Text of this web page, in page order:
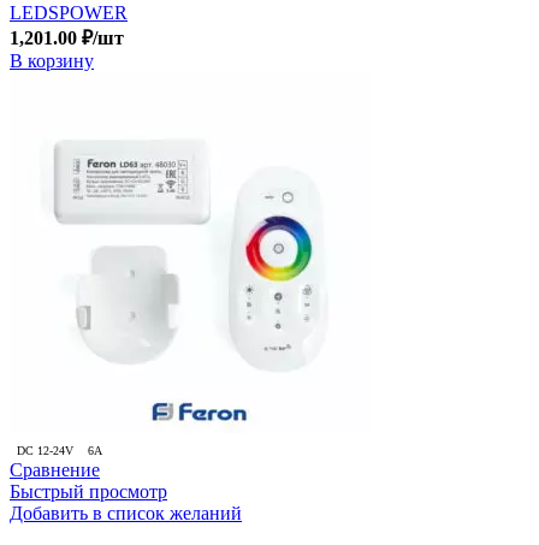
LEDSPOWER
1,201.00 ₽/шт
В корзину
DC 12-24V 6A
Сравнение
Быстрый просмотр
Добавить в список желаний